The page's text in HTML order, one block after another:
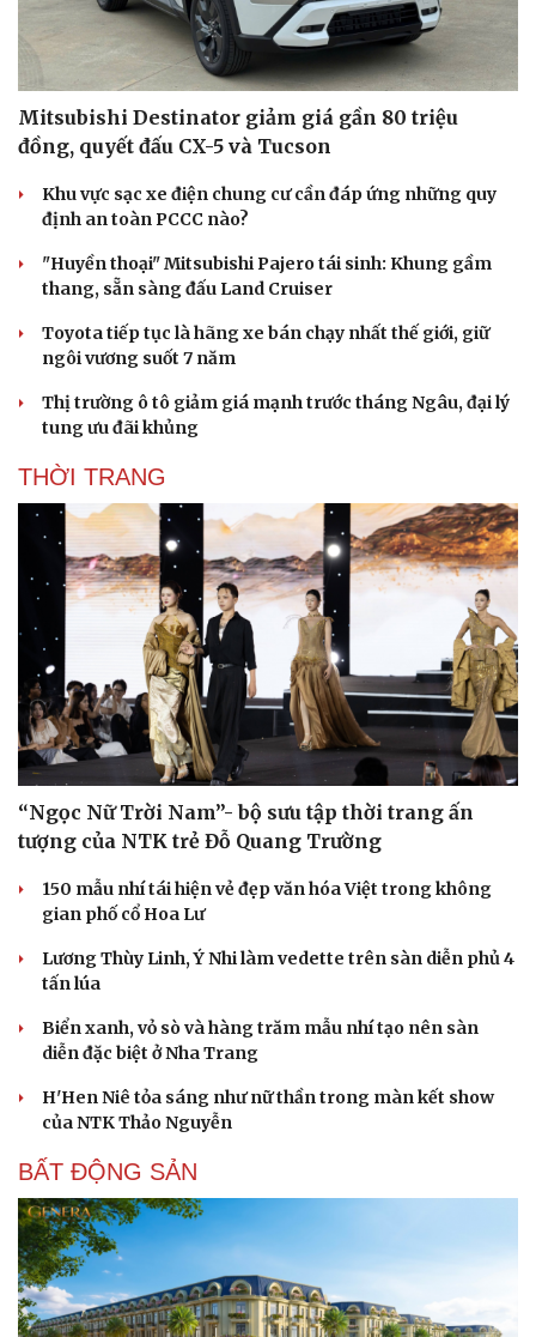
Sức khỏe
Dinh dưỡng - món ngon
Cây thuốc
Sản phụ khoa
Nam khoa
Làm đẹp - giảm cân
Ăn sạch sống khỏe
Đời sống
Blog
Mitsubishi Destinator giảm giá gần 80 triệu
đồng, quyết đấu CX-5 và Tucson
Khu vực sạc xe điện chung cư cần đáp ứng những quy
định an toàn PCCC nào?
"Huyền thoại" Mitsubishi Pajero tái sinh: Khung gầm
thang, sẵn sàng đấu Land Cruiser
Toyota tiếp tục là hãng xe bán chạy nhất thế giới, giữ
ngôi vương suốt 7 năm
Thị trường ô tô giảm giá mạnh trước tháng Ngâu, đại lý
tung ưu đãi khủng
THỜI TRANG
“Ngọc Nữ Trời Nam”- bộ sưu tập thời trang ấn
tượng của NTK trẻ Đỗ Quang Trường
150 mẫu nhí tái hiện vẻ đẹp văn hóa Việt trong không
gian phố cổ Hoa Lư
Lương Thùy Linh, Ý Nhi làm vedette trên sàn diễn phủ 4
tấn lúa
Biển xanh, vỏ sò và hàng trăm mẫu nhí tạo nên sàn
diễn đặc biệt ở Nha Trang
H'Hen Niê tỏa sáng như nữ thần trong màn kết show
của NTK Thảo Nguyễn
BẤT ĐỘNG SẢN